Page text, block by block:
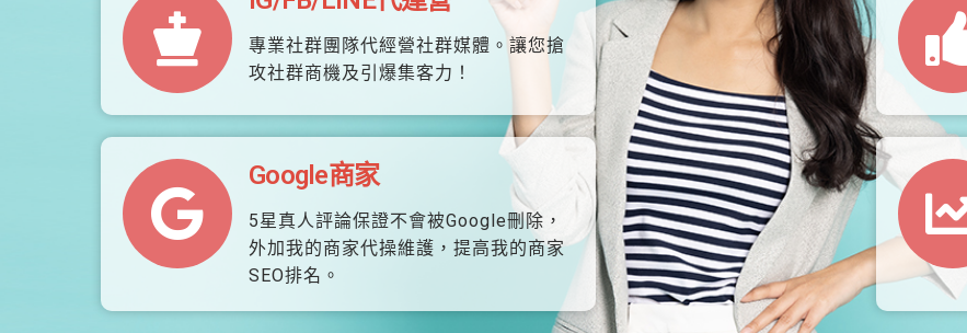
專業社群團隊代經營社群媒體。讓您搶
攻社群商機及引爆集客力！
Google商家
5星真人評論保證不會被Google刪除，
外加我的商家代操維護，提高我的商家
SEO排名。